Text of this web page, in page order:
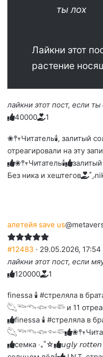
ты лох
Лайкни этот
растение
лайкни этот пост, если
Голосуйте
вверх.
4
Нажмите
реакцию:
0
Нажмите
реакцию:
до
слез
0
Нажмите
реакцию:
0
Нажмите
реакцию:
0
Нажмите
благодарю
1
❀𖤣𖥧Читатель🕯️, залитый
отреагировали на эту
❀𖤣𖥧Читатель🕯️
Без ника и хештегов
алетейя save us
#12483 · 29.05.2026, 17:54
лайкни этот пост, если
Голосуйте
вверх.
12
Нажмите
реакцию:
улыбаюсь
0
Нажмите
реакцию:
до
слез
0
Нажмите
реакцию:
печаль
0
Нажмите
реакцию:
плачу
0
Нажмите
благодарю
1
finessa 🕯 #стреляла в
𓆡𓆝𓆞𓆟𓆜𓆛 и 11
finessa 🕯 #стреляла в
𓆡𓆝𓆞𓆟𓆜𓆛
семка ‧₊˚☆
𝘶𝘨𝘭𝘺 𝘳𝘰𝘵𝘵𝘦𝘯